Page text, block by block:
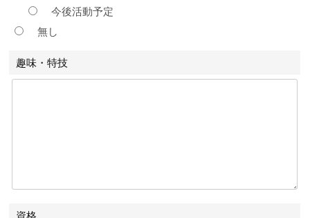
今後活動予定
無し
趣味・特技